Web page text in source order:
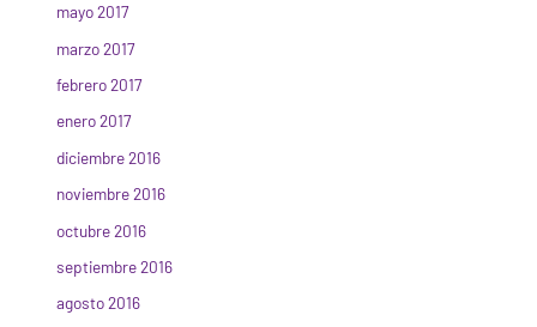
mayo 2017
marzo 2017
febrero 2017
enero 2017
diciembre 2016
noviembre 2016
octubre 2016
septiembre 2016
agosto 2016